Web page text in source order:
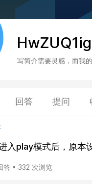
写简介需要灵感，而我
回答 提问
入play模式后，原
答 • 332 次浏览